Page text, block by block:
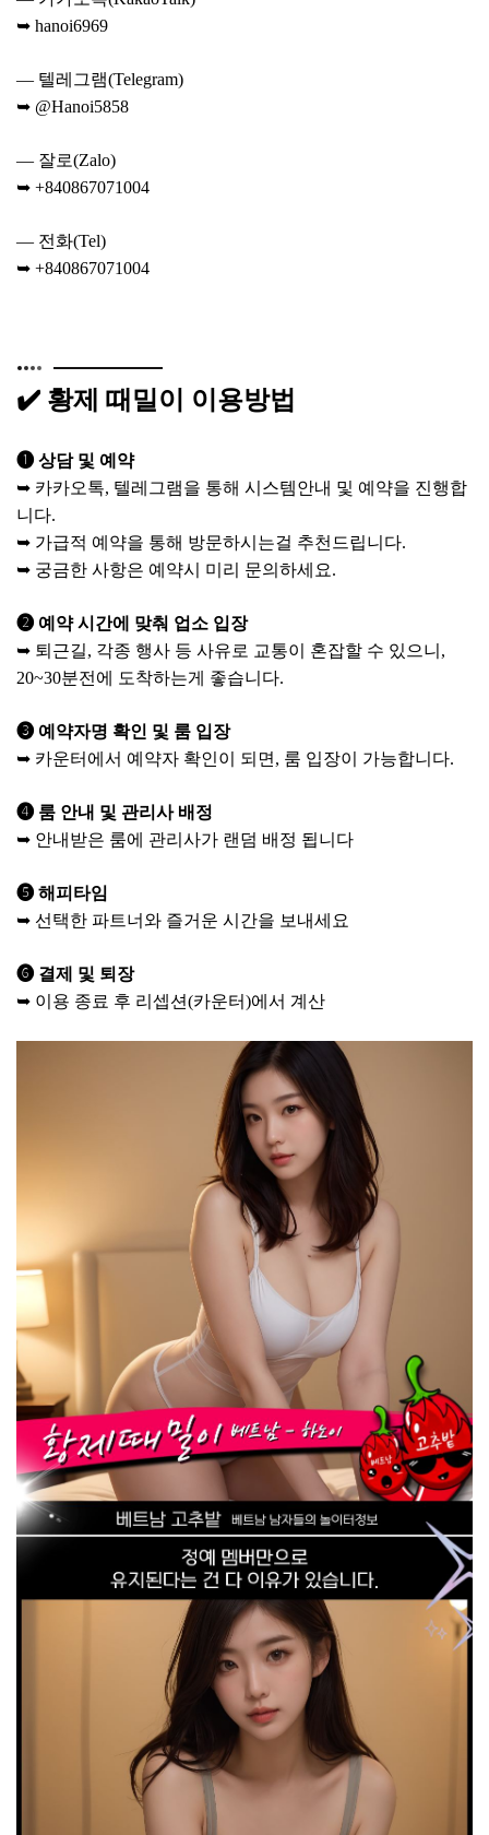
➥ hanoi6969
— 텔레그램(Telegram)
➥ @Hanoi5858
— 잘로(Zalo)
➥ +840867071004
— 전화(Tel)
➥ +840867071004
✔️ 황제 때밀이 이용방법
❶ 상담 및 예약
➥ 카카오톡, 텔레그램을 통해 시스템안내 및 예약을 진행합
니다.
➥ 가급적 예약을 통해 방문하시는걸 추천드립니다.
➥ 궁금한 사항은 예약시 미리 문의하세요.
❷ 예약 시간에 맞춰 업소 입장
➥ 퇴근길, 각종 행사 등 사유로 교통이 혼잡할 수 있으니,
20~30분전에 도착하는게 좋습니다.
❸ 예약자명 확인 및 룸 입장
➥ 카운터에서 예약자 확인이 되면, 룸 입장이 가능합니다.
❹ 룸 안내 및 관리사 배정
➥ 안내받은 룸에 관리사가 랜덤 배정 됩니다
❺ 해피타임
➥ 선택한 파트너와 즐거운 시간을 보내세요
❻ 결제 및 퇴장
➥ 이용 종료 후 리셉션(카운터)에서 계산